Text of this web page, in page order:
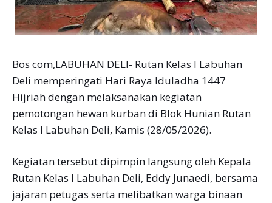
Bos com,LABUHAN DELI- Rutan Kelas I Labuhan
Deli memperingati Hari Raya Iduladha 1447
Hijriah dengan melaksanakan kegiatan
pemotongan hewan kurban di Blok Hunian Rutan
Kelas I Labuhan Deli, Kamis (28/05/2026).
Kegiatan tersebut dipimpin langsung oleh Kepala
Rutan Kelas I Labuhan Deli, Eddy Junaedi, bersama
jajaran petugas serta melibatkan warga binaan